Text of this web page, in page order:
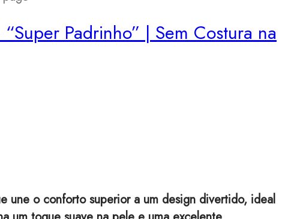
Padrinho” | Sem Costura na
une o conforto superior a um design divertido, ideal